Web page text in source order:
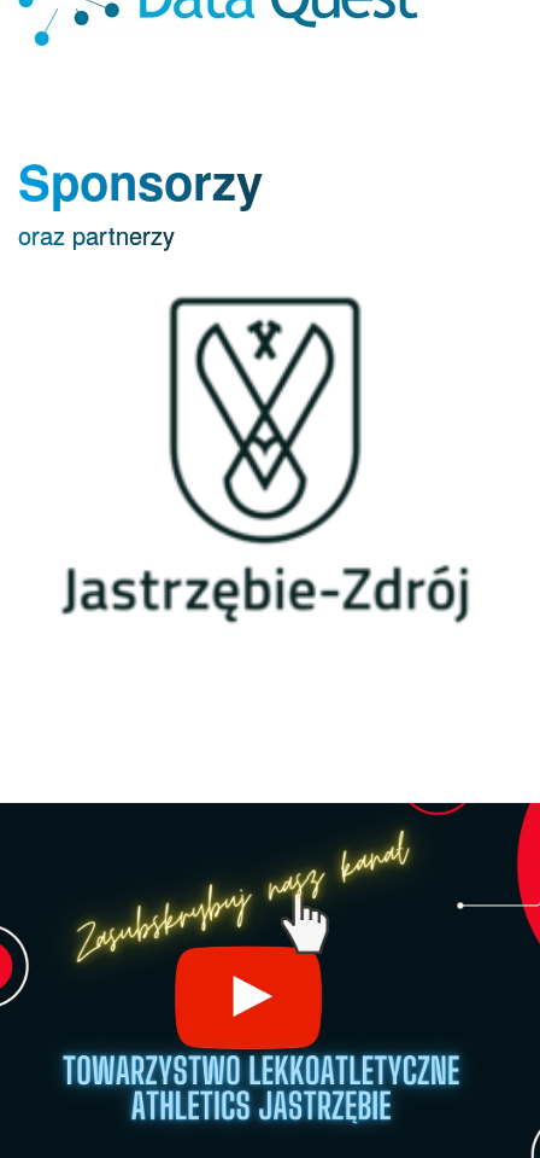
Sponsorzy
oraz partnerzy